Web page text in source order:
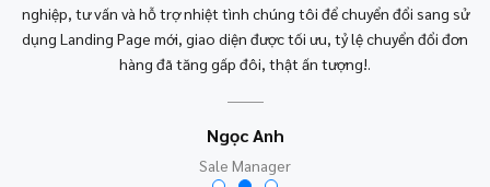
nghiệp, tư vấn và hỗ trợ nhiệt tình chúng tôi để chuyển đổi sang sử
dụng Landing Page mới, giao diện được tối ưu, tỷ lệ chuyển đổi đơn
hàng đã tăng gấp đôi, thật ấn tượng!.
Ngọc Anh
Sale Manager